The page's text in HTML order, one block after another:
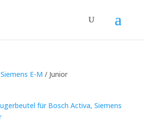
Siemens E-M / Junior